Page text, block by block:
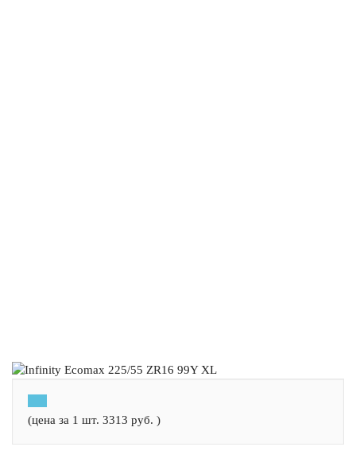
(цена за 1 шт. 3313 руб. )